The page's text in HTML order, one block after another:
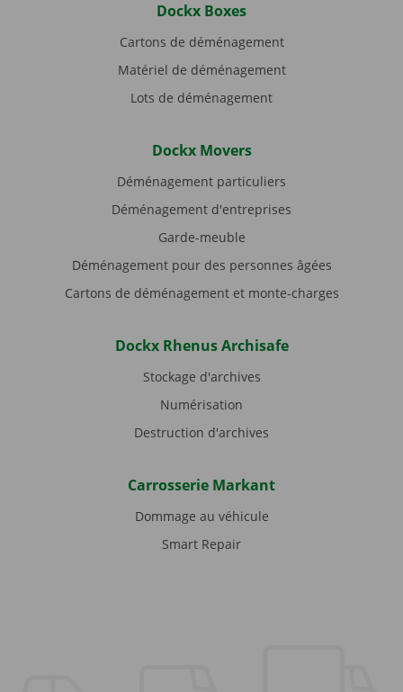
Dockx Boxes
Cartons de déménagement
Matériel de déménagement
Lots de déménagement
Dockx Movers
Déménagement particuliers
Déménagement d'entreprises
Garde-meuble
Déménagement pour des personnes âgées
Cartons de déménagement et monte-charges
Dockx Rhenus Archisafe
Stockage d'archives
Numérisation
Destruction d'archives
Carrosserie Markant
Dommage au véhicule
Smart Repair